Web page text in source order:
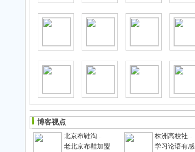
博客视点
北京布鞋淘...
老北京布鞋加盟
株洲高校社...
学习论语有感